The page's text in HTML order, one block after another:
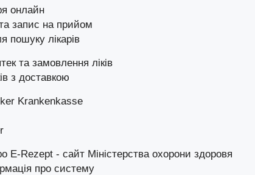
онлайн
запис на прийом
пошуку лікарів
та замовлення ліків
з доставкою
Krankenkasse
E-Rezept - сайт Міністерства охорони здоровя
про систему